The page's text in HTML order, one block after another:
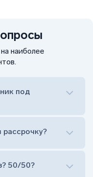
наиболее
под
50/50?